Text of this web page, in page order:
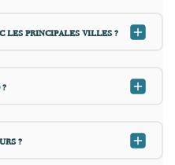
les principales villes ?
?